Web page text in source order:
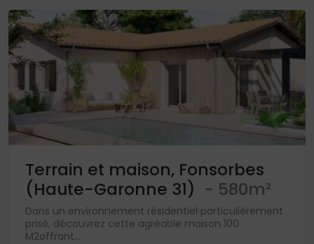
Terrain et maison, Fonsorbes
(Haute-Garonne 31) - 580m²
Dans un environnement résidentiel particulièrement
prisé, découvrez cette agréable maison 100
M2offrant...